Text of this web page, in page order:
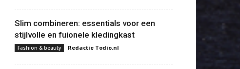
Slim combineren: essentials voor een
stijlvolle en fuionele kledingkast
Fashion & beauty Redactie Todio.nl